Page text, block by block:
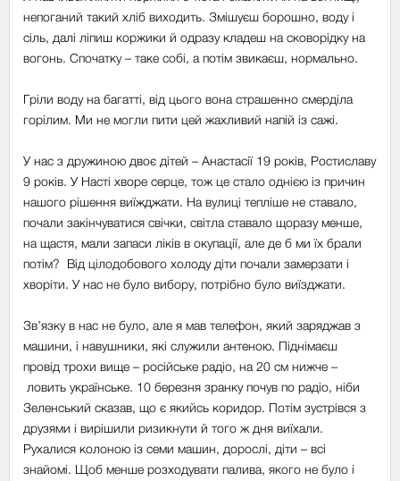
непоганий такий хліб виходить. Змішуєш борошно, воду і
сіль, далі ліпиш коржики й одразу кладеш на сковорідку на
вогонь. Спочатку– таке собі, а потім звикаєш, нормально.
Гріли воду на багатті, від цього вона страшенно смерділа
горілим. Ми не могли пити цей жахливий напій із сажі.
У нас з дружиною двоє дітей – Анастасії 19 років, Ростиславу
9 років. У Насті хворе серце, тож це стало однією із причин
нашого рішення виїжджати. На вулиці тепліше не ставало,
почали закінчуватися свічки, світла ставало щоразу менше,
на щастя, мали запаси ліків в окупації, але де б ми їх брали
потім? Від цілодобового холоду діти почали замерзати і
хворіти. У нас не було вибору, потрібно було виїзджати.
Зв’язку в нас не було, але я мав телефон, який заряджав з
машини, і навушники, які служили антеною. Піднімаєш
провід трохи вище – російське радіо, на 20 см нижче –
ловить українське. 10 березня зранку почув по радіо, ніби
Зеленський сказав, що є якийсь коридор. Потім зустрівся з
друзями і вирішили ризикнути й того ж дня виїхали.
Рухалися колоною із семи машин, дорослі, діти – всі
знайомі. Щоб менше розходувати палива, якого не було і